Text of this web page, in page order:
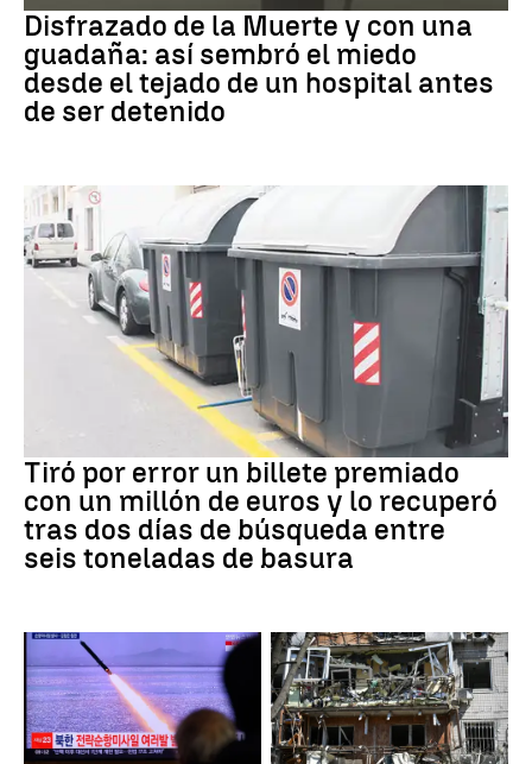
Disfrazado de la Muerte y con una
guadaña: así sembró el miedo
desde el tejado de un hospital antes
de ser detenido
Tiró por error un billete premiado
con un millón de euros y lo recuperó
tras dos días de búsqueda entre
seis toneladas de basura
JAPÓN GUERRRA